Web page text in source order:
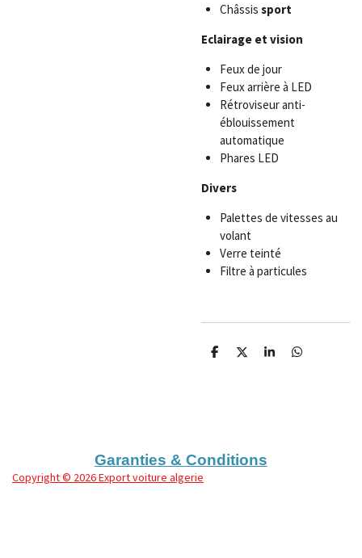
Châssis sport
Eclairage et vision
Feux de jour
Feux arrière à LED
Rétroviseur anti-
éblouissement
automatique
Phares LED
Divers
Palettes de vitesses au
volant
Verre teinté
Filtre à particules
P
P
P
P
Garanties & Conditions
Copyright© 2026 Export voiture algerie